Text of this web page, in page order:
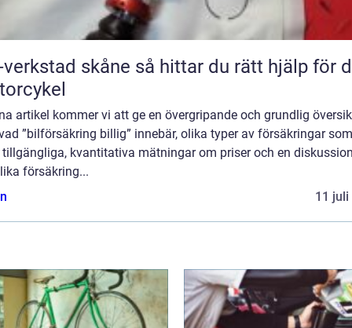
skåne så hittar du rätt hjälp för din
artikel kommer vi att ge en övergripande och grundlig
”bilförsäkring billig” innebär, olika typer av försäkringar som
kvantitativa mätningar om priser och en
försäkring...
11 juli